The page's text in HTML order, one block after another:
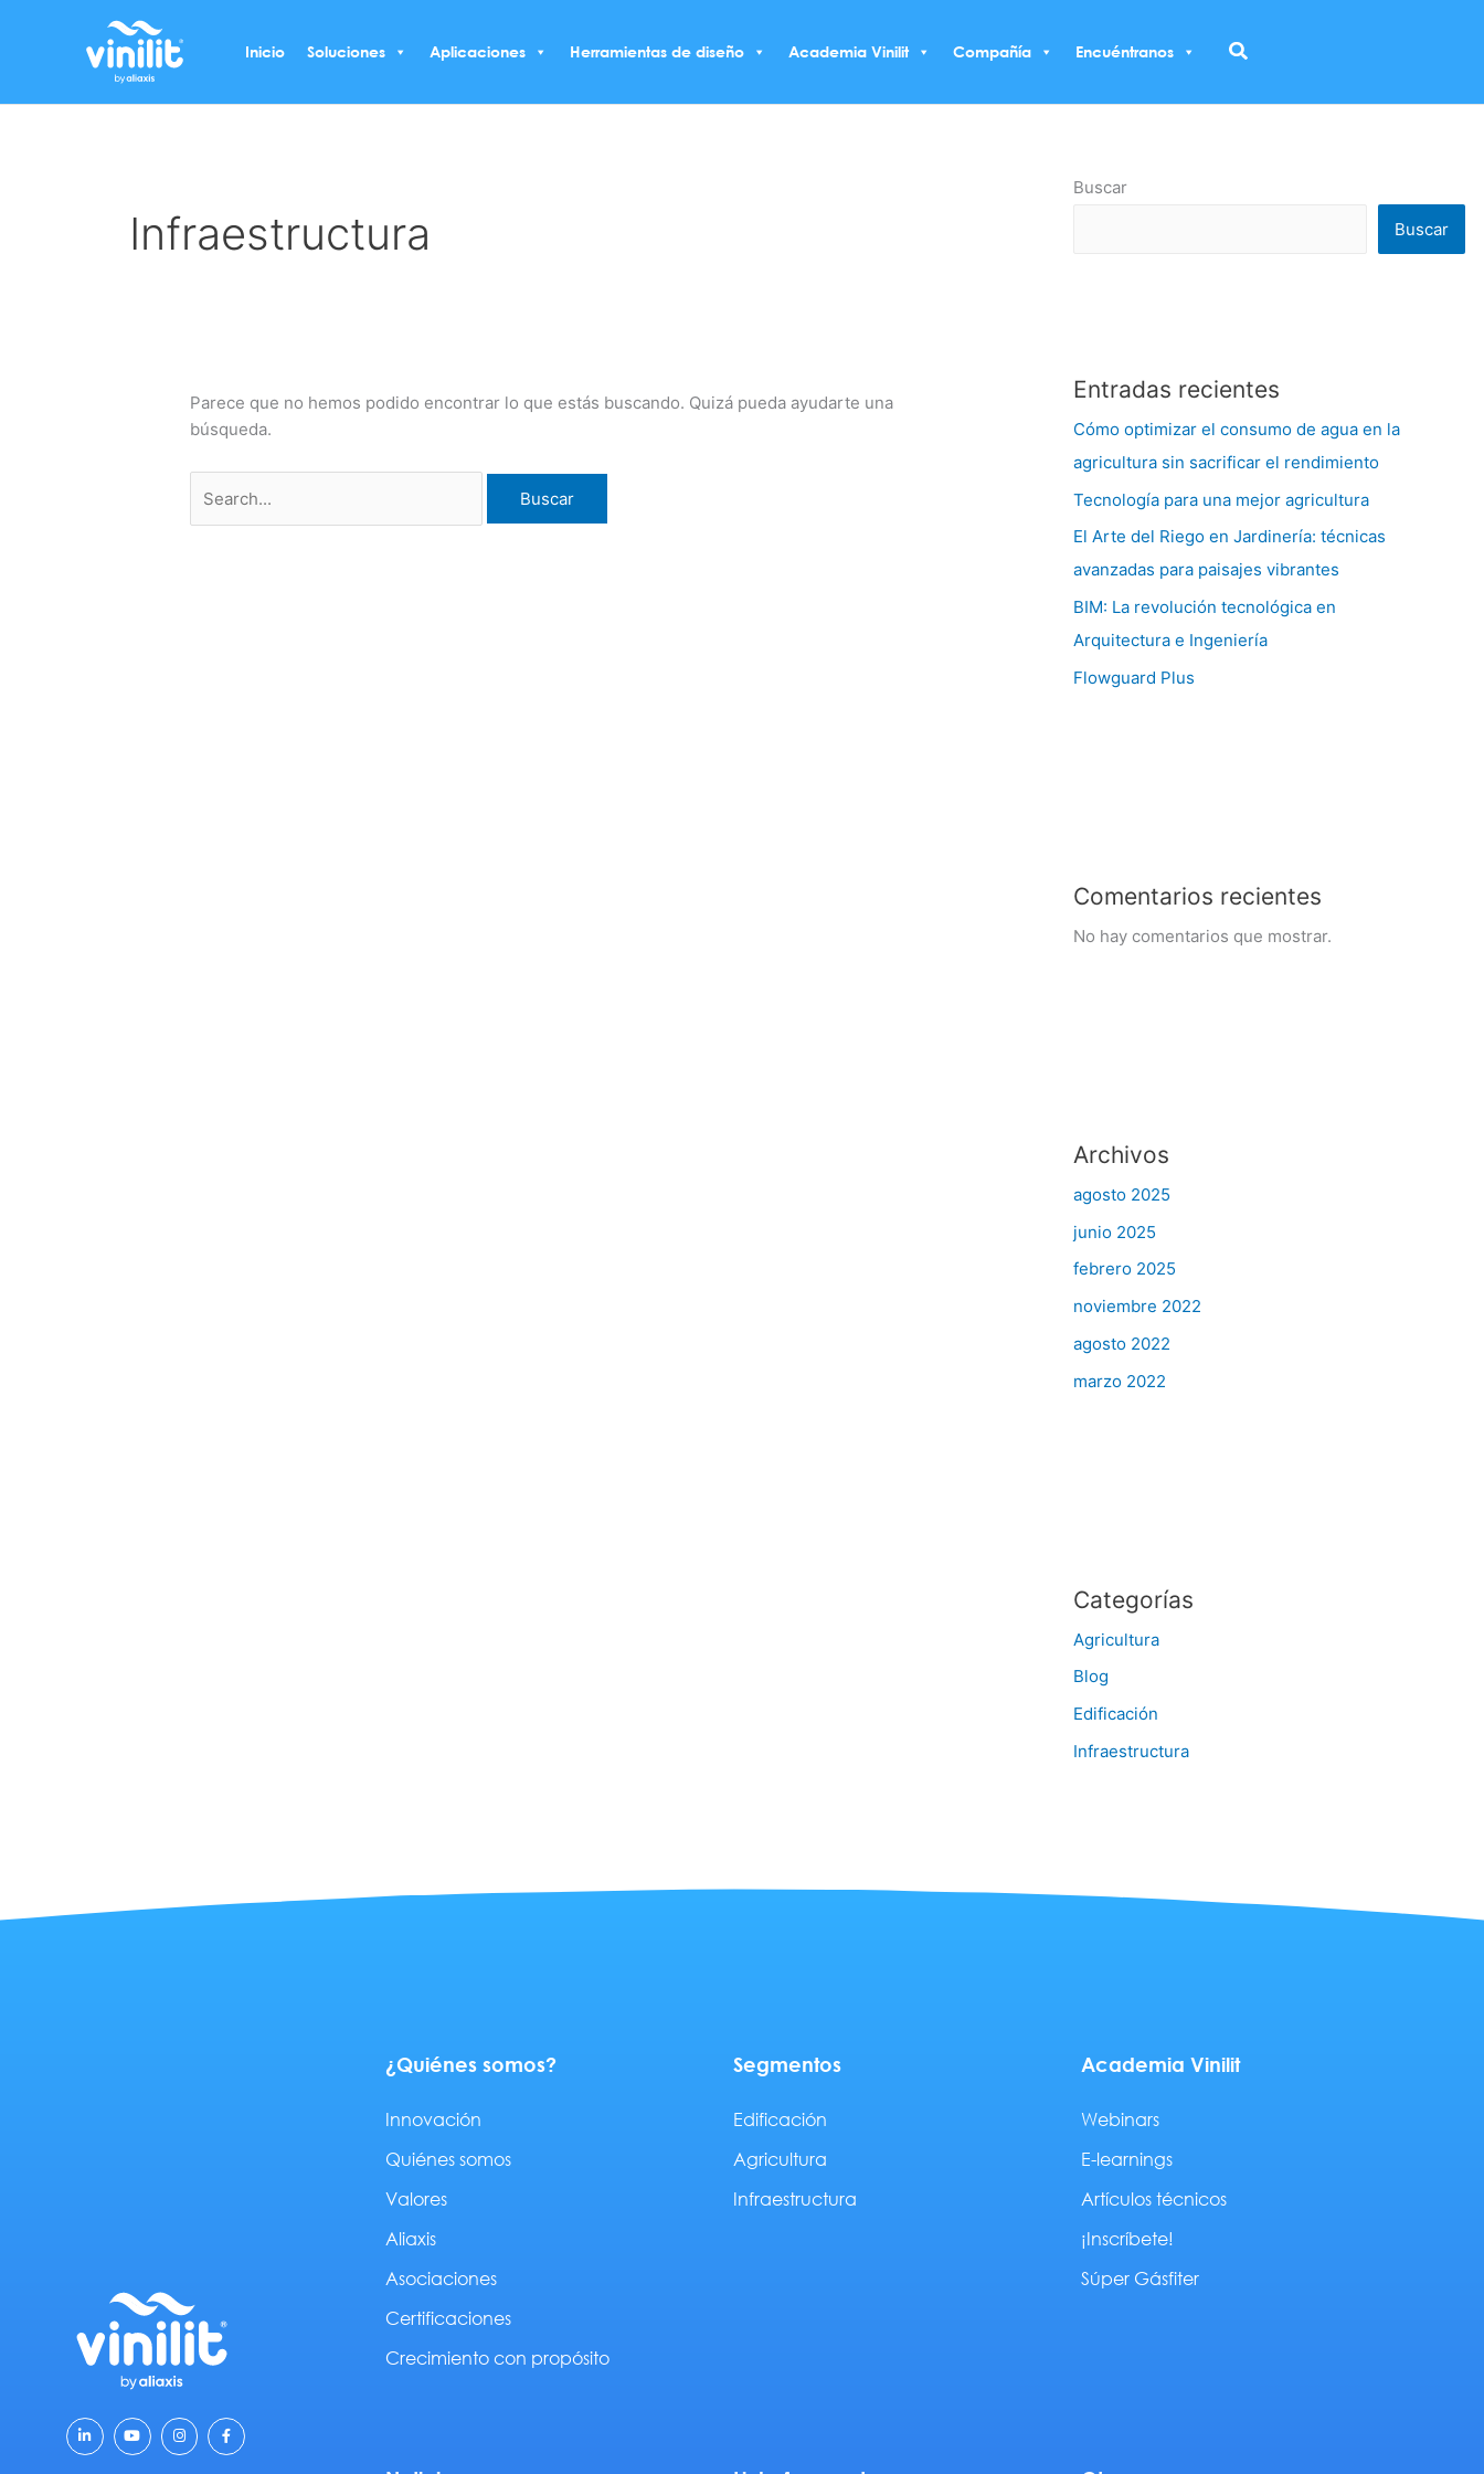
Inicio Soluciones Aplicaciones Herramientas de diseño Academia Vinilit Compañía Encuéntranos Buscar
Infraestructura
Parece que no hemos podido encontrar lo que estás buscando. Quizá pueda ayudarte una
búsqueda.
Buscar
Buscar
Entradas recientes
Cómo optimizar el consumo de agua en la
agricultura sin sacrificar el rendimiento
Tecnología para una mejor agricultura
El Arte del Riego en Jardinería: técnicas
avanzadas para paisajes vibrantes
BIM: La revolución tecnológica en
Arquitectura e Ingeniería
Flowguard Plus
Comentarios recientes
No hay comentarios que mostrar.
Archivos
agosto 2025
junio 2025
febrero 2025
noviembre 2022
agosto 2022
marzo 2022
Categorías
Agricultura
Blog
Edificación
Infraestructura
L
i
n
Y
o
u
I
n
s
F
a
c
¿Quiénes somos?
Innovación
Quiénes somos
Valores
Aliaxis
Asociaciones
Certificaciones
Crecimiento con propósito
Segmentos
Edificación
Agricultura
Infraestructura
Academia Vinilit
Webinars
E-learnings
Artículos técnicos
¡Inscríbete!
Súper Gásfiter